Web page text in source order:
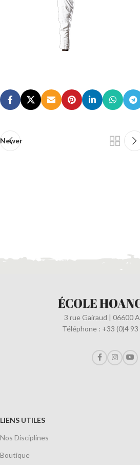
Newer
ÉCOLE
3 rue Gairaud | 06600
Téléphone : +33 (0)4 93
LIENS UTILES
Nos Disciplines
Boutique